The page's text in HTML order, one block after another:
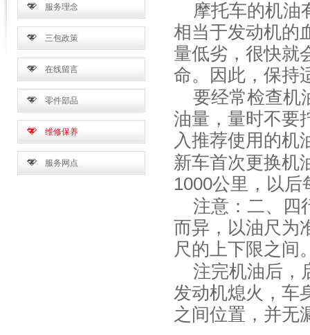
服务理念
三包政策
在线留言
零件部品
维修保养
服务网点
摩托车的机油
相当于发动机的
量低劣，很快就
命。因此，保持
要经常检查机
油量，量时不要
入推荐使用的机
新车首次更换机
1000公里，以后
注意：二、四
而异，以油尺为
尺的上下限之间
注完机油后，
发动机熄火，车
之间位置，并无